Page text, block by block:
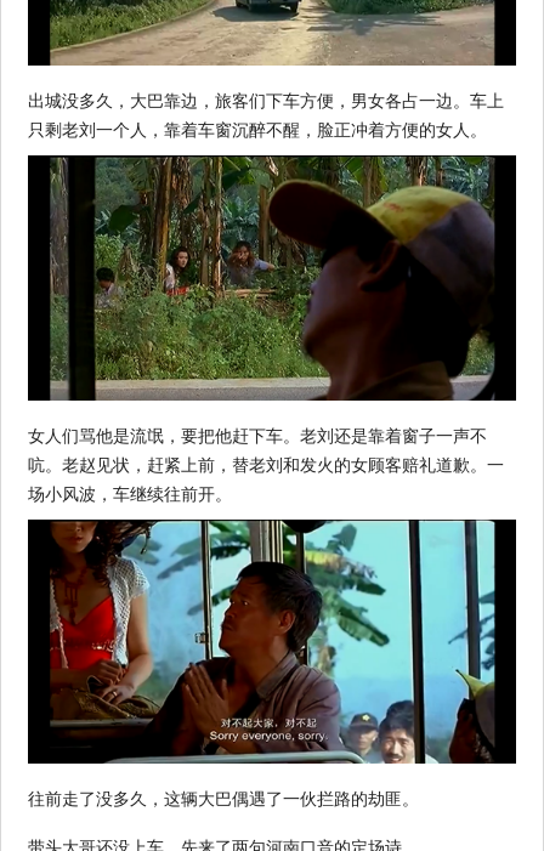
出城没多久，大巴靠边，旅客们下车方便，男女各占一边。车上
只剩老刘一个人，靠着车窗沉醉不醒，脸正冲着方便的女人。
女人们骂他是流氓，要把他赶下车。老刘还是靠着窗子一声不
吭。老赵见状，赶紧上前，替老刘和发火的女顾客赔礼道歉。一
场小风波，车继续往前开。
往前走了没多久，这辆大巴偶遇了一伙拦路的劫匪。